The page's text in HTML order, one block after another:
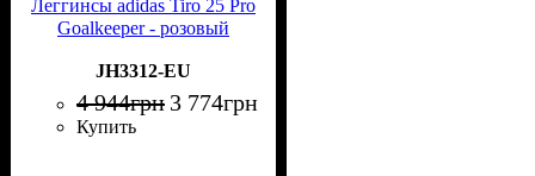
Леггинсы adidas Tiro 25 Pro
Goalkeeper - розовый
JH3312-EU
4 944грн 3 774грн
Купить